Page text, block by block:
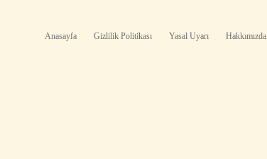
Anasayfa Gizlilik Politikası Yasal Uyarı Hakkımızda